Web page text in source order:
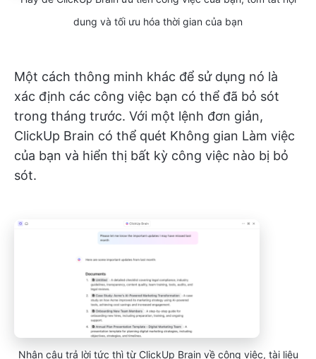
dung và tối ưu hóa thời gian của bạn
Một cách thông minh khác để sử dụng nó là
xác định các công việc bạn có thể đã bỏ sót
trong tháng trước. Với một lệnh đơn giản,
ClickUp Brain có thể quét Không gian Làm việc
của bạn và hiển thị bất kỳ công việc nào bị bỏ
sót.
Nhận câu trả lời tức thì từ ClickUp Brain về công việc, tài liệu